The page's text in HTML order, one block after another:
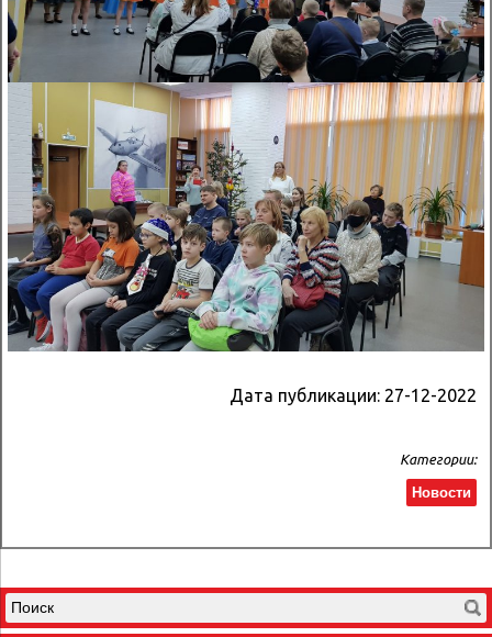
Дата публикации: 27-12-2022
Категории:
Новости